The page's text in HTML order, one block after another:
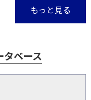
もっと見る
タベース